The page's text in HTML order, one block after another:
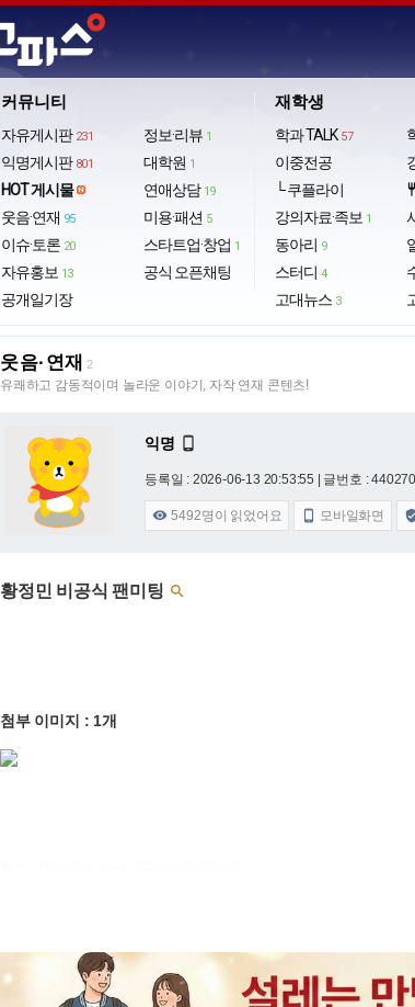
커뮤니티
자유게시판 231
익명게시판 801
HOT 게시물
웃음·연재 95
이슈·토론 20
자유홍보 13
공개일기장
정보·리뷰 1
대학원 1
연애상담 19
미용·패션 5
스타트업·창업 1
공식 오픈채팅
재학생
학과 TALK 57
이중전공
└ 쿠플라이
강의자료·족보 1
동아리 9
스터디 4
고대뉴스 3
웃음·연재 2
유쾌하고 감동적이며 놀라운 이야기, 자작 연재 콘텐츠!
익명 
등록일 : 2026-06-13 20:53:55 | 글번호 :
 5492명이 읽었어요  모바일화면
황정민 비공식 팬미팅 
첨부 이미지 : 1개